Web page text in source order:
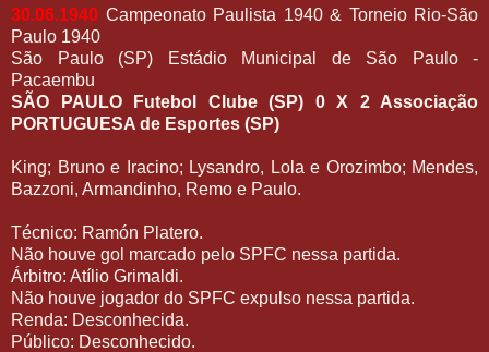
30.06.1940 Campeonato Paulista 1940 & Torneio Rio-São
Paulo 1940
São Paulo (SP) Estádio Municipal de São Paulo -
Pacaembu
SÃO PAULO Futebol Clube (SP) 0 X 2 Associação
PORTUGUESA de Esportes (SP)
King; Bruno e Iracino; Lysandro, Lola e Orozimbo; Mendes,
Bazzoni, Armandinho, Remo e Paulo.
Técnico: Ramón Platero.
Não houve gol marcado pelo SPFC nessa partida.
Árbitro: Atílio Grimaldi.
Não houve jogador do SPFC expulso nessa partida.
Renda: Desconhecida.
Público: Desconhecido.